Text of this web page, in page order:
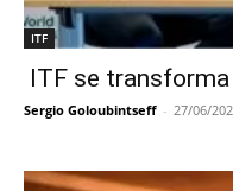
ITF
ITF se
Sergio Goloubintseff - 27/06/